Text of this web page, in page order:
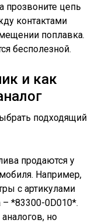
прозвоните цепь
контактами
поплавка.
бесполезной.
и как
продаются у
Например,
с артикулами
– *83300-0D010*.
но